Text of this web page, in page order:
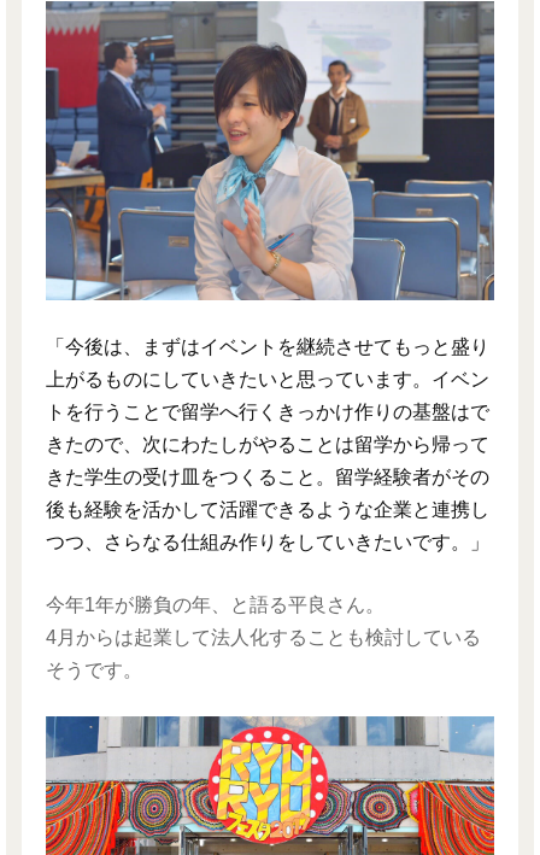
「今後は、まずはイベントを継続させてもっと盛り
上がるものにしていきたいと思っています。イベン
トを行うことで留学へ行くきっかけ作りの基盤はで
きたので、次にわたしがやることは留学から帰って
きた学生の受け皿をつくること。留学経験者がその
後も経験を活かして活躍できるような企業と連携し
つつ、さらなる仕組み作りをしていきたいです。」
今年1年が勝負の年、と語る平良さん。
4月からは起業して法人化することも検討している
そうです。